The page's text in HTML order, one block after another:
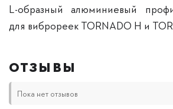
L-образный алюминиевый
для виброреек TORNADO H и
ОТЗЫВЫ
Пока нет отзывов